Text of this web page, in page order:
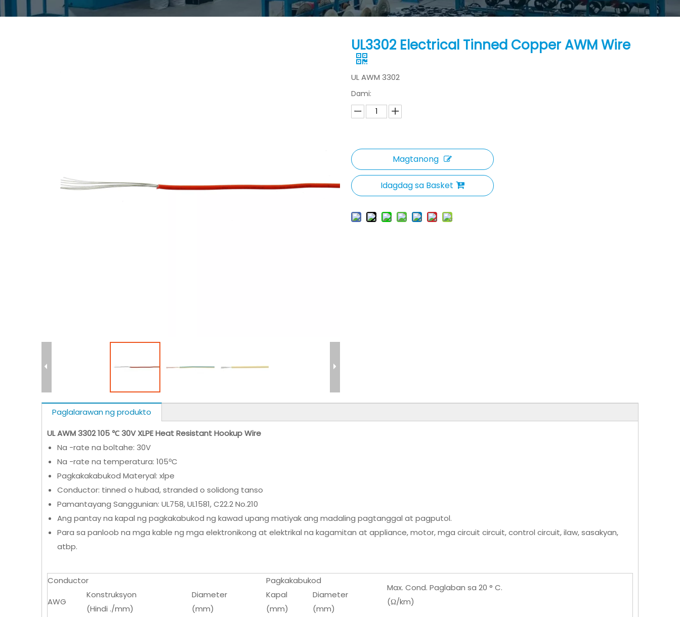
UL3302 Electrical Tinned Copper AWM Wire
UL AWM 3302
Dami:
Magtanong
Idagdag sa Basket
Paglalarawan ng produkto
UL AWM 3302 105 ℃ 30V XLPE Heat Resistant Hookup Wire
Na -rate na boltahe: 30V
Na -rate na temperatura: 105ºC
Pagkakakabukod Materyal: xlpe
Conductor: tinned o hubad, stranded o solidong tanso
Pamantayang Sanggunian: UL758, UL1581, C22.2 No.210
Ang pantay na kapal ng pagkakabukod ng kawad upang matiyak ang madaling pagtanggal at pagputol.
Para sa panloob na mga kable ng mga elektronikong at elektrikal na kagamitan at appliance, motor, mga circuit circuit, control circuit, ilaw, sasakyan,
atbp.
Conductor Pagkakabukod
Max. Cond. Paglaban sa 20 ° C.
(Ω/km)
AWG
Konstruksyon
(Hindi ./mm)
Diameter
(mm)
Kapal
(mm)
Diameter
(mm)